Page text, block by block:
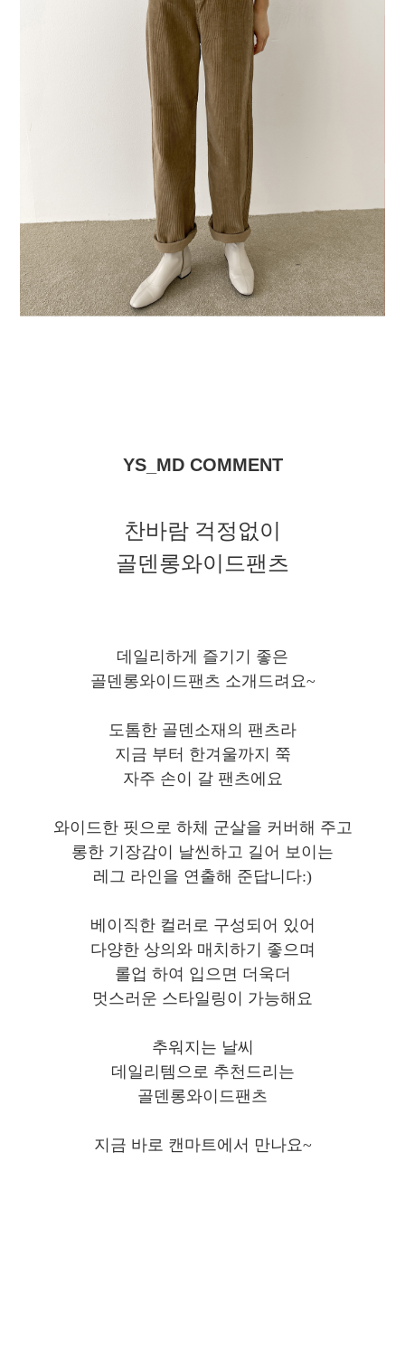
YS_MD COMMENT
찬바람 걱정없이
골덴롱와이드팬츠
데일리하게 즐기기 좋은
골덴롱와이드팬츠 소개드려요~
도톰한 골덴소재의 팬츠라
지금 부터 한겨울까지 쭉
자주 손이 갈 팬츠에요
와이드한 핏으로 하체 군살을 커버해 주고
롱한 기장감이 날씬하고 길어 보이는
레그 라인을 연출해 준답니다:)
베이직한 컬러로 구성되어 있어
다양한 상의와 매치하기 좋으며
롤업 하여 입으면 더욱더
멋스러운 스타일링이 가능해요
추워지는 날씨
데일리템으로 추천드리는
골덴롱와이드팬츠
지금 바로 캔마트에서 만나요~